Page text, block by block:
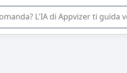
vi guida nell'utilizzo o nella scelta